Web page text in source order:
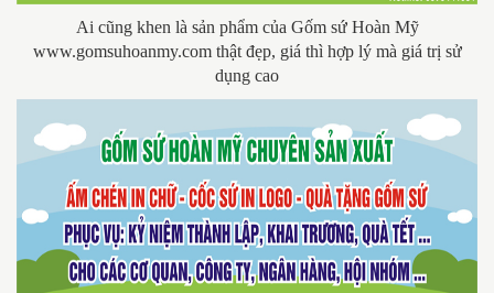
Ai cũng khen là sản phẩm của Gốm sứ Hoàn Mỹ
www.gomsuhoanmy.com thật đẹp, giá thì hợp lý mà giá trị sử
dụng cao